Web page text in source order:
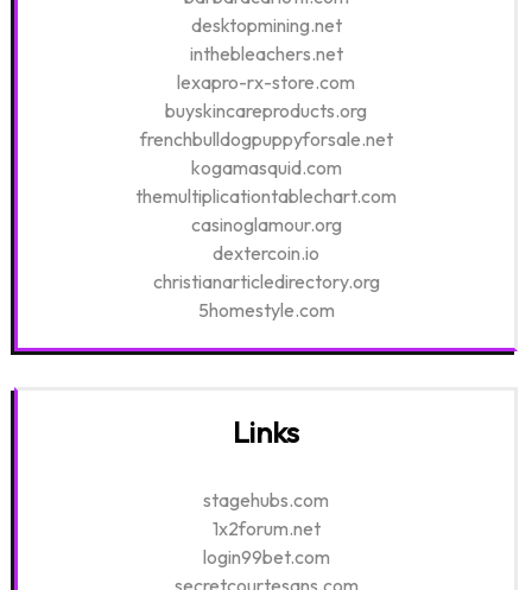
desktopmining.net
inthebleachers.net
lexapro-rx-store.com
buyskincareproducts.org
frenchbulldogpuppyforsale.net
kogamasquid.com
themultiplicationtablechart.com
casinoglamour.org
dextercoin.io
christianarticledirectory.org
5homestyle.com
Links
stagehubs.com
1x2forum.net
login99bet.com
secretcourtesans.com